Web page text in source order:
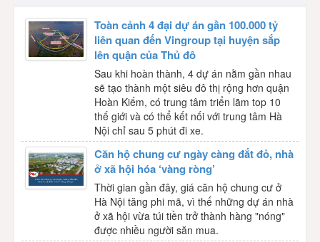
Toàn cảnh 4 đại dự án gần 100.000 tỷ
liên quan đến Vingroup tại huyện sắp
lên quận của Thủ đô
Sau khi hoàn thành, 4 dự án nằm gần nhau
sẽ tạo thành một siêu đô thị rộng hơn quận
Hoàn Kiếm, có trung tâm triển lãm top 10
thế giới và có thể kết nối với trung tâm Hà
Nội chỉ sau 5 phút đi xe.
Căn hộ chung cư ngày càng đắt đỏ, nhà
ở xã hội hóa ‘vàng ròng’
Thời gian gần đây, giá căn hộ chung cư ở
Hà Nội tăng phi mã, vì thế những dự án nhà
ở xã hội vừa túi tiền trở thành hàng "nóng"
được nhiều người săn mua.